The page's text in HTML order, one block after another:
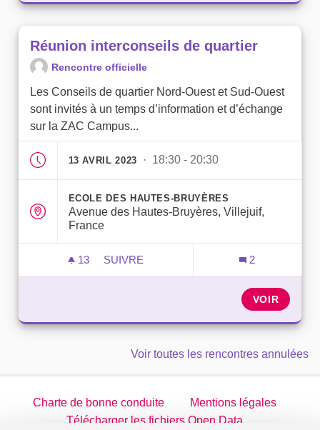
Réunion interconseils de quartier
Rencontre officielle
Les Conseils de quartier Nord-Ouest et Sud-Ouest
sont invités à un temps d’information et d’échange
sur la ZAC Campus...
13 AVRIL 2023 · 18:30 - 20:30
ECOLE DES HAUTES-BRUYÈRES
Avenue des Hautes-Bruyères, Villejuif,
France
13 13 ABONNÉS
SUIVRE
2
VOIR
Voir toutes les rencontres annulées
Charte de bonne conduite
Mentions légales
Télécharger les fichiers Open Data